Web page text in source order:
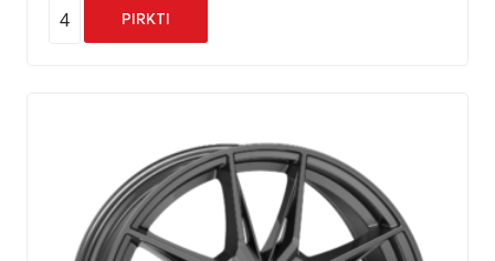
4 PIRKTI